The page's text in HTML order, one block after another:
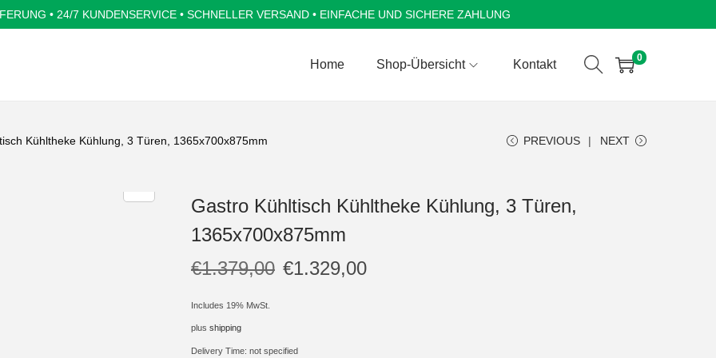
• 24/7 KUNDENSERVICE • SCHNELLER VERSAND • EINFACHE UND SICHERE ZAHLUNG
Home Shop-Übersicht Kontakt 0
Kühltheke Kühlung, 3 Türen, 1365x700x875mm PREVIOUS NEXT
Gastro Kühltisch Kühltheke Kühlung, 3 Türen,
1365x700x875mm
€1.379,00 €1.329,00
Includes 19% MwSt.
plus shipping
Delivery Time: not specified